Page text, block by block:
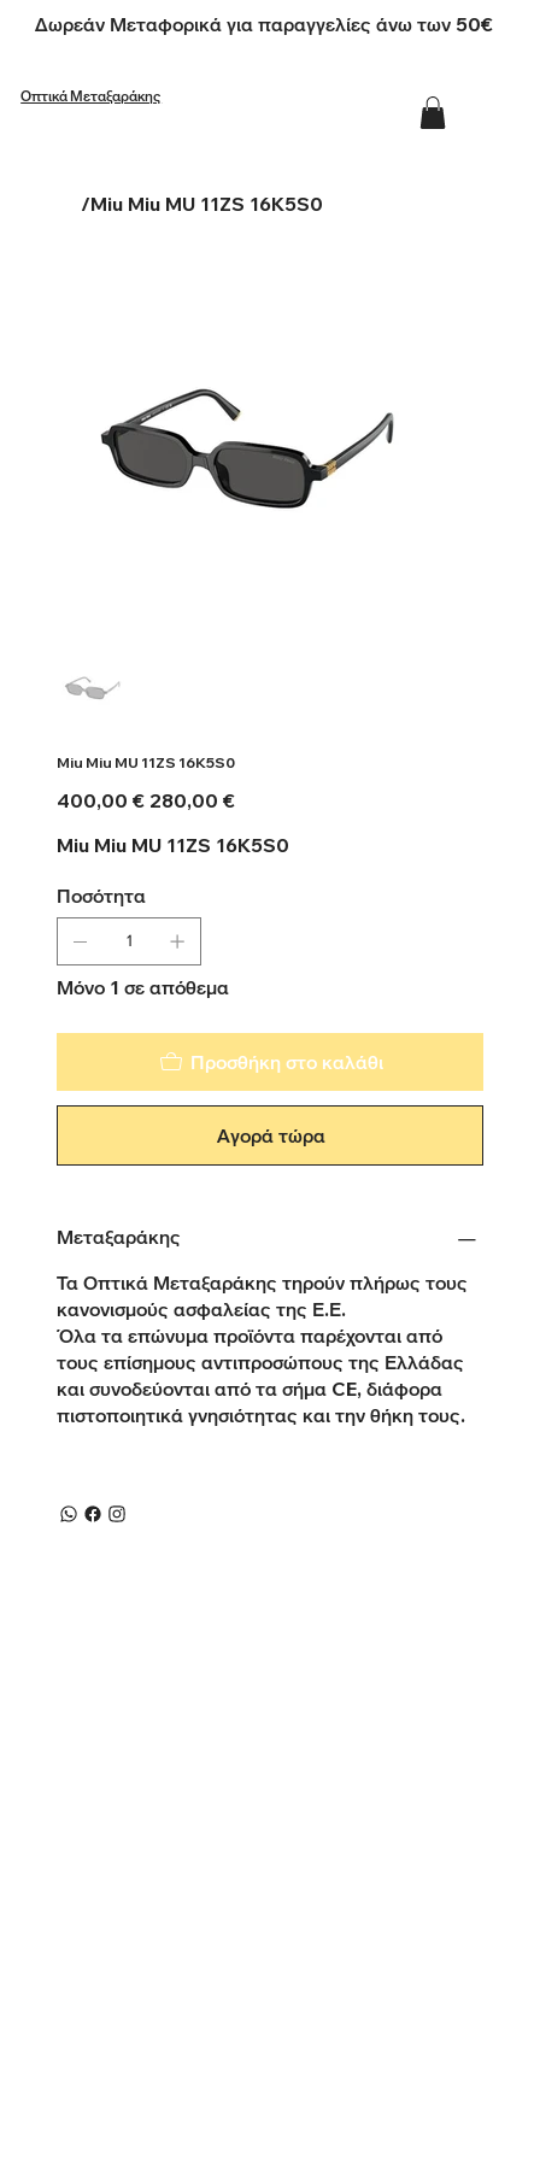
Δωρεάν Μεταφορικά για παραγγελίες άνω των 50€
Οπτικά Μεταξαράκης
/Miu Miu MU 11ZS 16K5S0
Miu Miu MU 11ZS 16K5S0
Αρχική
τιμή
400,00 € Τιμή
έκπτωσης
280,00 €
Miu Miu MU 11ZS 16K5S0
Ποσότητα
Μόνο 1 σε απόθεμα
Προσθήκη στο καλάθι
Αγορά τώρα
Μεταξαράκης
Τα Οπτικά Μεταξαράκης τηρούν πλήρως τους
κανονισμούς ασφαλείας της Ε.Ε.
Όλα τα επώνυμα προϊόντα παρέχονται από
τους επίσημους αντιπροσώπους της Ελλάδας
και συνοδεύονται από τα σήμα CE, διάφορα
πιστοποιητικά γνησιότητας και την θήκη τους.